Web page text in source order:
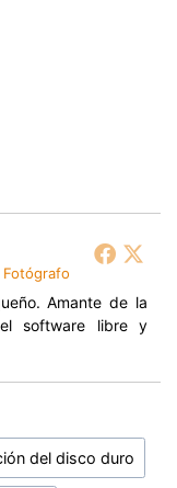
Fotógrafo
Amante de la
software libre y
del disco duro